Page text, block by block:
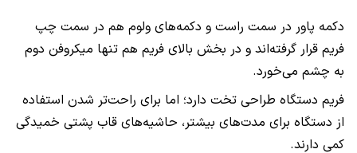
دکمه پاور در سمت راست و دکمه‌های ولوم هم در سمت چپ
فریم قرار گرفته‌اند و در بخش بالای فریم هم تنها میکروفن دوم
به چشم می‌خورد.
فریم دستگاه طراحی تخت دارد؛ اما برای راحت‌تر شدن استفاده
از دستگاه برای مدت‌های بیشتر، حاشیه‌های قاب پشتی خمیدگی
کمی دارند.